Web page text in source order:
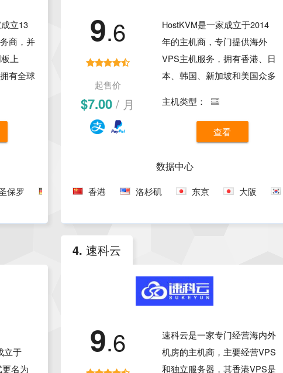
立13
商，并
上
有全球
主
金属服
择，适
戏、
定，
非常适
保罗 法兰克福 伦敦 印度 东京 菲律宾
9.6
起售价
$7.00 / 月
HostKVM是一家成立于2014
年的主机商，专门提供海外
VPS主机服务，拥有香港、日
本、韩国、新加坡和美国众多
网络提供了线路优化，延迟
低、速度快、配置高，支持
Linux和Windows操作系统，
价格便宜，具有很高的性价
主机类型：
查看
数据中心
香港 洛杉矶 东京 大阪
立于
名为
4. 速科云
9.6
速科云是一家专门经营海内外
机房的主机商，主要经营VPS
和独立服务器，其香港VPS是